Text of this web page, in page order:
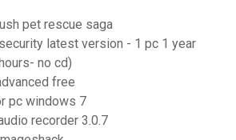
pet rescue saga
latest version - 1 pc 1 year
no cd)
free
pc windows 7
recorder 3.0.7